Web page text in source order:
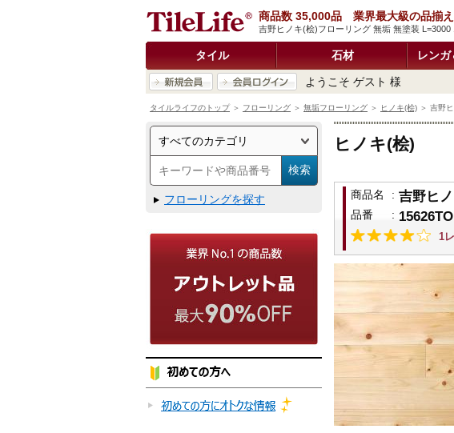
吉野ヒノキ(桧)フローリング 無垢 無塗装
商品数 35,000品 業界最大級の品揃え
タイル 石材 レン
ようこそ ゲスト 様
タイルライフのトップ＞ フローリング ＞ 無垢フローリング ＞ ヒノキ(桧) ＞ 吉野
フローリングを探す
ヒノキ(桧)
商品名 : 吉野ヒ
品番 :
1